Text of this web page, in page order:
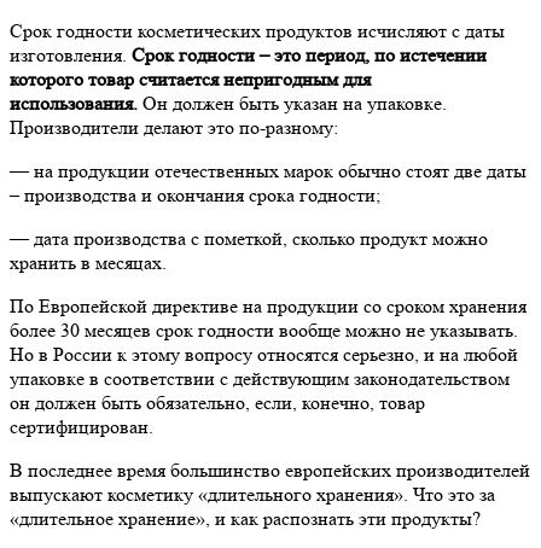
Срок годности косметических продуктов исчисляют с даты
изготовления. Срок годности – это период, по истечении
которого товар считается непригодным для
использования. Он должен быть указан на упаковке.
Производители делают это по-разному:
— на продукции отечественных марок обычно стоят две даты
– производства и окончания срока годности;
— дата производства с пометкой, сколько продукт можно
хранить в месяцах.
По Европейской директиве на продукции со сроком хранения
более 30 месяцев срок годности вообще можно не указывать.
Но в России к этому вопросу относятся серьезно, и на любой
упаковке в соответствии с действующим законодательством
он должен быть обязательно, если, конечно, товар
сертифицирован.
В последнее время большинство европейских производителей
выпускают косметику «длительного хранения». Что это за
«длительное хранение», и как распознать эти продукты?